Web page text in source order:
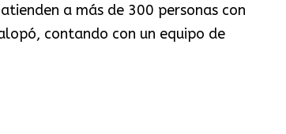
a más de 300 personas con
contando con un equipo de